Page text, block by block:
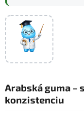
Arabská guma –
konzistenciu